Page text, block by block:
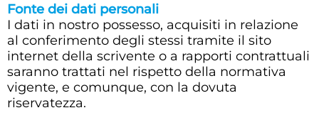
Fonte dei dati personali
I dati in nostro possesso, acquisiti in relazione
al conferimento degli stessi tramite il sito
internet della scrivente o a rapporti contrattuali
saranno trattati nel rispetto della normativa
vigente, e comunque, con la dovuta
riservatezza.